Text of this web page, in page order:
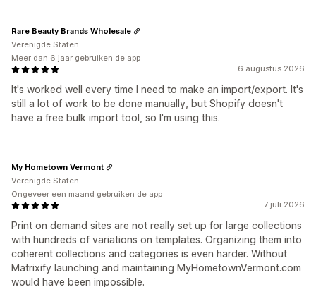
6 augustus 2026
It's worked well every time I need to make an import/export. It's
still a lot of work to be done manually, but Shopify doesn't
have a free bulk import tool, so I'm using this.
Rare Beauty Brands Wholesale
Verenigde Staten
Meer dan 6 jaar gebruiken de app
7 juli 2026
Print on demand sites are not really set up for large collections
with hundreds of variations on templates. Organizing them into
coherent collections and categories is even harder. Without
Matrixify launching and maintaining MyHometownVermont.com
would have been impossible.
My Hometown Vermont
Verenigde Staten
Ongeveer een maand gebruiken de app